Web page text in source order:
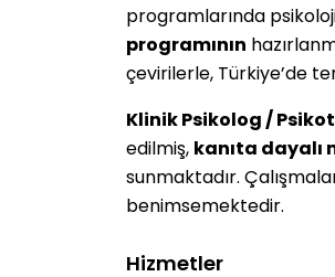
programlarında
programının
çevirilerle, Türkiye’de
Klinik Psikolog /
edilmiş, kanıta dayalı
sunmaktadır.
benimsemektedir.
Hizmetler